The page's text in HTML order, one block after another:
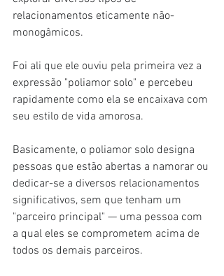
relacionamentos eticamente não-
monogâmicos.
Foi ali que ele ouviu pela primeira vez a
expressão "poliamor solo" e percebeu
rapidamente como ela se encaixava com
seu estilo de vida amorosa.
Basicamente, o poliamor solo designa
pessoas que estão abertas a namorar ou
dedicar-se a diversos relacionamentos
significativos, sem que tenham um
"parceiro principal" — uma pessoa com
a qual eles se comprometem acima de
todos os demais parceiros.